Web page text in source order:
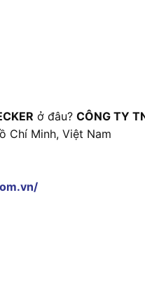
ở đâu? CÔNG TY
Chí Minh, Việt Nam